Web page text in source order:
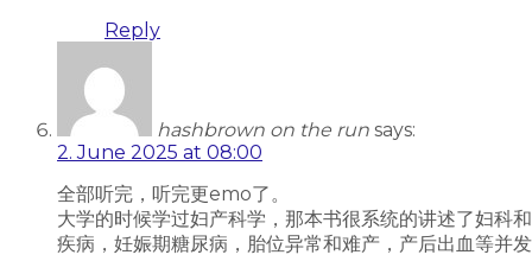
Reply
hashbrown on the run says:
2. June 2025 at 08:00
全部听完，听完更emo了。
大学的时候学过妇产科学，那本书很系统的讲述了妇科
疾病，妊娠期糖尿病，胎位异常和难产，产后出血等并